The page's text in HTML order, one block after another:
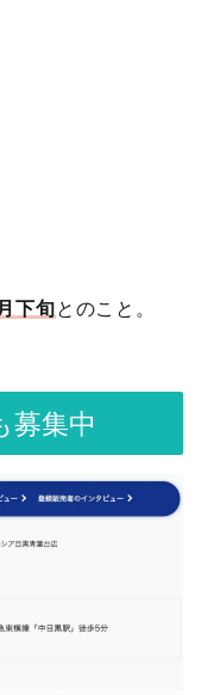
下旬とのこと。
募集中